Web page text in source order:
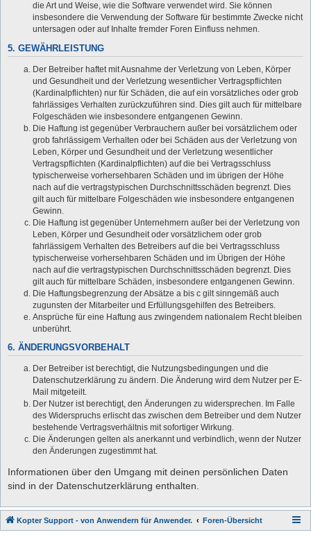
die Art und Weise, wie die Software verwendet wird. Sie können
insbesondere die Verwendung der Software für bestimmte Zwecke nicht
untersagen oder auf Inhalte fremder Foren Einfluss nehmen.
5. GEWÄHRLEISTUNG
Der Betreiber haftet mit Ausnahme der Verletzung von Leben, Körper
und Gesundheit und der Verletzung wesentlicher Vertragspflichten
(Kardinalpflichten) nur für Schäden, die auf ein vorsätzliches oder grob
fahrlässiges Verhalten zurückzuführen sind. Dies gilt auch für mittelbare
Folgeschäden wie insbesondere entgangenen Gewinn.
Die Haftung ist gegenüber Verbrauchern außer bei vorsätzlichem oder
grob fahrlässigem Verhalten oder bei Schäden aus der Verletzung von
Leben, Körper und Gesundheit und der Verletzung wesentlicher
Vertragspflichten (Kardinalpflichten) auf die bei Vertragsschluss
typischerweise vorhersehbaren Schäden und im übrigen der Höhe
nach auf die vertragstypischen Durchschnittsschäden begrenzt. Dies
gilt auch für mittelbare Folgeschäden wie insbesondere entgangenen
Gewinn.
Die Haftung ist gegenüber Unternehmern außer bei der Verletzung von
Leben, Körper und Gesundheit oder vorsätzlichem oder grob
fahrlässigem Verhalten des Betreibers auf die bei Vertragsschluss
typischerweise vorhersehbaren Schäden und im Übrigen der Höhe
nach auf die vertragstypischen Durchschnittsschäden begrenzt. Dies
gilt auch für mittelbare Schäden, insbesondere entgangenen Gewinn.
Die Haftungsbegrenzung der Absätze a bis c gilt sinngemäß auch
zugunsten der Mitarbeiter und Erfüllungsgehilfen des Betreibers.
Ansprüche für eine Haftung aus zwingendem nationalem Recht bleiben
unberührt.
6. ÄNDERUNGSVORBEHALT
Der Betreiber ist berechtigt, die Nutzungsbedingungen und die
Datenschutzerklärung zu ändern. Die Änderung wird dem Nutzer per E-
Mail mitgeteilt.
Der Nutzer ist berechtigt, den Änderungen zu widersprechen. Im Falle
des Widerspruchs erlischt das zwischen dem Betreiber und dem Nutzer
bestehende Vertragsverhältnis mit sofortiger Wirkung.
Die Änderungen gelten als anerkannt und verbindlich, wenn der Nutzer
den Änderungen zugestimmt hat.
Informationen über den Umgang mit deinen persönlichen Daten
sind in der Datenschutzerklärung enthalten.
Kopter Support - von Anwendern für Anwender. Foren-Übersicht